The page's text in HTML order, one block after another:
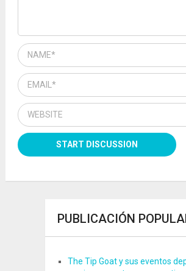
PUBLICACIÓN
The Tip Goat y sus eventos